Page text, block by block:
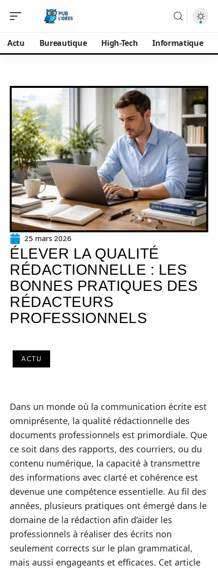
Actu Bureautique High-Tech Informatique
25 mars 2026
ÉLEVER LA QUALITÉ
RÉDACTIONNELLE : LES
BONNES PRATIQUES DES
RÉDACTEURS
PROFESSIONNELS
ACTU
Dans un monde où la communication écrite est
omniprésente, la qualité rédactionnelle des
documents professionnels est primordiale. Que
ce soit dans des rapports, des courriers, ou du
contenu numérique, la capacité à transmettre
des informations avec clarté et cohérence est
devenue une compétence essentielle. Au fil des
années, plusieurs pratiques ont émergé dans le
domaine de la rédaction afin d’aider les
professionnels à réaliser des écrits non
seulement corrects sur le plan grammatical,
mais aussi engageants et efficaces. Cet article